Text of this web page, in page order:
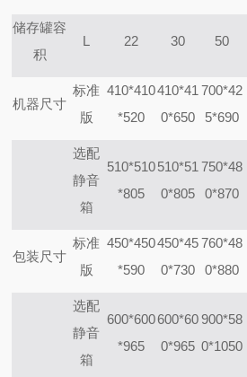
储存罐容
积
L 22 30 50
机器尺寸
标准
版
410*410
*520
410*41
0*650
700*42
5*690
选配
静音
箱
510*510
*805
510*51
0*805
750*48
0*870
包装尺寸
标准
版
450*450
*590
450*45
0*730
760*48
0*880
选配
静音
箱
600*600
*965
600*60
0*965
900*58
0*1050